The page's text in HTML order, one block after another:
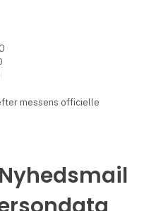
messens officielle
Nyhedsmail